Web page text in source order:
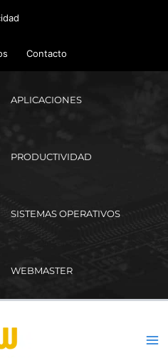
Contacto
APLICACIONES
PRODUCTIVIDAD
SISTEMAS OPERATIVOS
WEBMASTER